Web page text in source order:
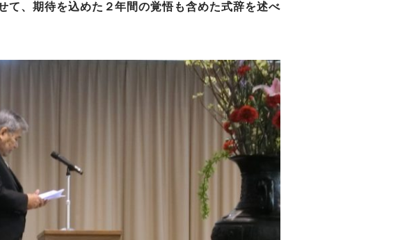
、期待を込めた２年間の覚悟も含めた式辞を述べ